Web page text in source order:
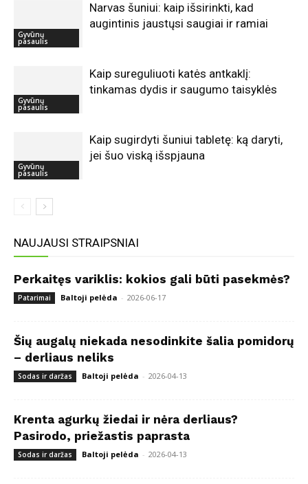
Gyvūnų
pasaulis
Narvas šuniui: kaip išsirinkti, kad
augintinis jaustųsi saugiai ir ramiai
Gyvūnų
pasaulis
Kaip sureguliuoti katės antkaklį:
tinkamas dydis ir saugumo taisyklės
Gyvūnų
pasaulis
Kaip sugirdyti šuniui tabletę: ką daryti,
jei šuo viską išspjauna
NAUJAUSI STRAIPSNIAI
Perkaitęs variklis: kokios gali būti pasekmės?
Patarimai Baltoji pelėda - 2026-06-17
Šių augalų niekada nesodinkite šalia pomidorų
– derliaus neliks
Sodas ir daržas Baltoji pelėda - 2026-04-13
Krenta agurkų žiedai ir nėra derliaus?
Pasirodo, priežastis paprasta
Sodas ir daržas Baltoji pelėda - 2026-04-13